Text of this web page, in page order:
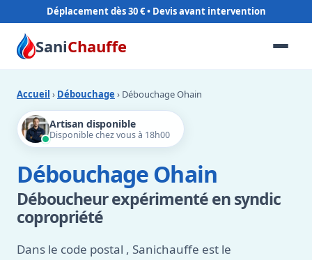
Déplacement dès 30 €
SaniChauffe
Accueil › Débouchage › Débouchage Ohain
Artisan disponible
Disponible chez vous à 18h00
Débouchage Ohain
Déboucheur expérimenté en syndic
copropriété
Dans le code postal , Sanichauffe est le